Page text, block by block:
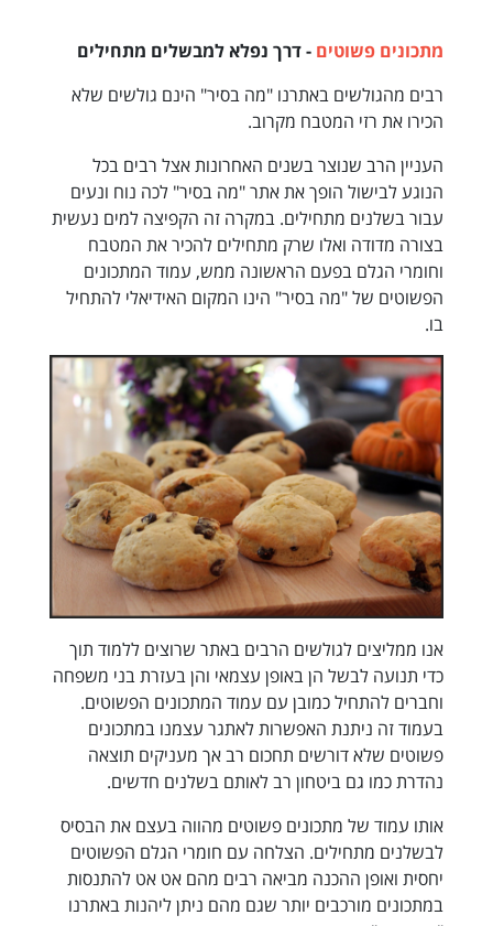
מתכונים פשוטים - דרך נפלא למבשלים מתחילים
רבים מהגולשים באתרנו "מה בסיר" הינם גולשים שלא
הכירו את רזי המטבח מקרוב.
העניין הרב שנוצר בשנים האחרונות אצל רבים בכל
הנוגע לבישול הופך את אתר "מה בסיר" לכה נוח ונעים
עבור בשלנים מתחילים. במקרה זה הקפיצה למים נעשית
בצורה מדודה ואלו שרק מתחילים להכיר את המטבח
וחומרי הגלם בפעם הראשונה ממש, עמוד המתכונים
הפשוטים של "מה בסיר" הינו המקום האידיאלי להתחיל
בו.
אנו ממליצים לגולשים הרבים באתר שרוצים ללמוד תוך
כדי תנועה לבשל הן באופן עצמאי והן בעזרת בני משפחה
וחברים להתחיל כמובן עם עמוד המתכונים הפשוטים.
בעמוד זה ניתנת האפשרות לאתגר עצמנו במתכונים
פשוטים שלא דורשים תחכום רב אך מעניקים תוצאה
נהדרת כמו גם ביטחון רב לאותם בשלנים חדשים.
אותו עמוד של מתכונים פשוטים מהווה בעצם את הבסיס
לבשלנים מתחילים. הצלחה עם חומרי הגלם הפשוטים
יחסית ואופן ההכנה מביאה רבים מהם אט אט להתנסות
במתכונים מורכבים יותר שגם מהם ניתן ליהנות באתרנו